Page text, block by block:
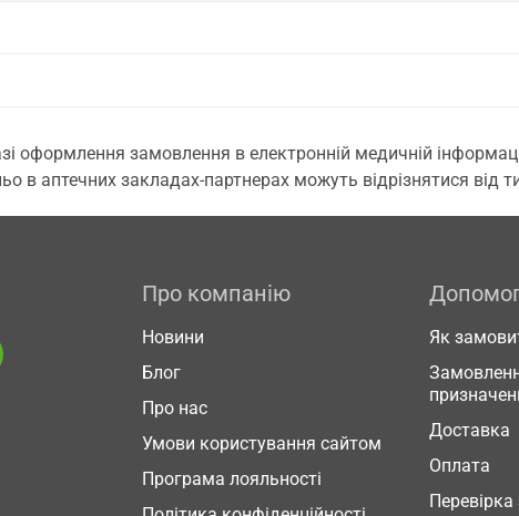
оформлення замовлення в електронній медичній
в аптечних закладах-партнерах можуть відрізнятися від
Про компанію
Новини
Блог
Про нас
Умови користування сайтом
Програма лояльності
Як
Доставка
Оплата